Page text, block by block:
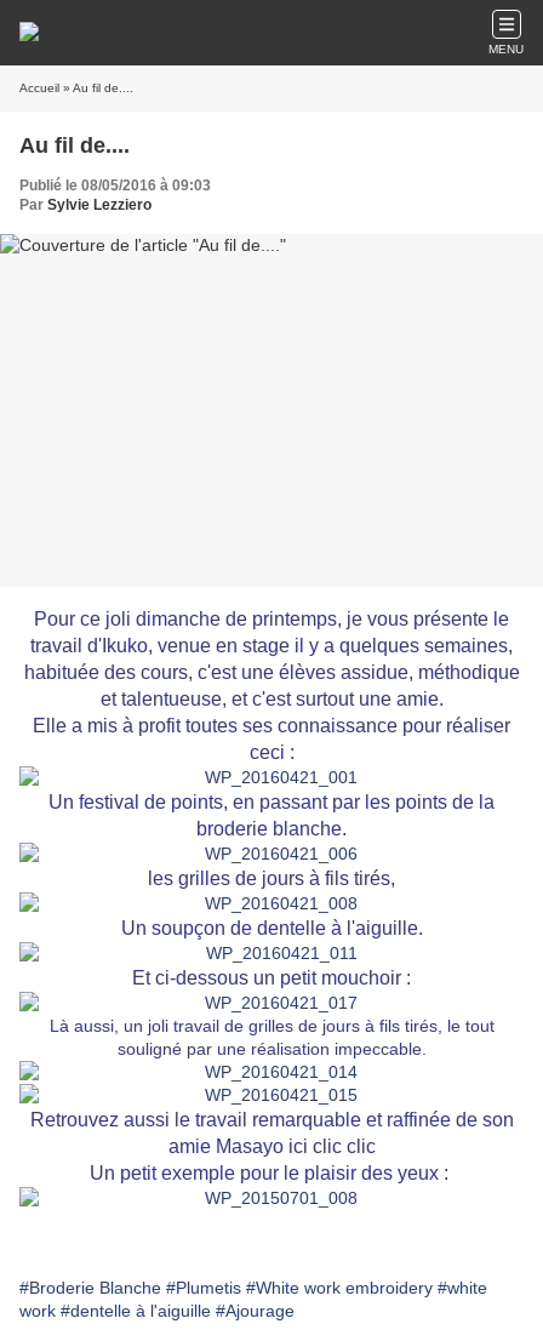
MENU
Accueil » Au fil de....
Au fil de....
Publié le 08/05/2016 à 09:03
Par Sylvie Lezziero
Pour ce joli dimanche de printemps, je vous présente le
travail d'Ikuko, venue en stage il y a quelques semaines,
habituée des cours, c'est une élèves assidue, méthodique
et talentueuse, et c'est surtout une amie.
Elle a mis à profit toutes ses connaissance pour réaliser
ceci :
Un festival de points, en passant par les points de la
broderie blanche.
les grilles de jours à fils tirés,
Un soupçon de dentelle à l'aiguille.
Et ci-dessous un petit mouchoir :
Là aussi, un joli travail de grilles de jours à fils tirés, le tout
souligné par une réalisation impeccable.
Retrouvez aussi le travail remarquable et raffinée de son
amie Masayo ici clic clic
Un petit exemple pour le plaisir des yeux :
#Broderie Blanche #Plumetis #White work embroidery #white
work #dentelle à l'aiguille #Ajourage